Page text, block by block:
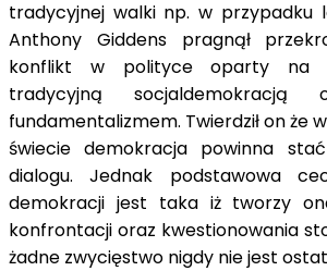
tradycyjnej walki np. w przypadku
Anthony Giddens pragnął
konflikt w polityce oparty na
tradycyjną socjaldemokracją
fundamentalizmem. Twierdził on że
świecie demokracja powinna
dialogu. Jednak podstawowa
demokracji jest taka iż tworzy
konfrontacji oraz kwestionowania
żadne zwycięstwo nigdy nie jest